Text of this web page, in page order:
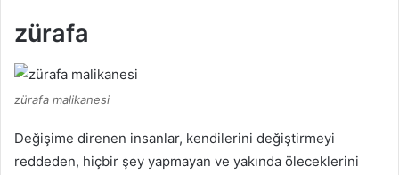
zürafa
zürafa malikanesi
Değişime direnen insanlar, kendilerini değiştirmeyi
reddeden, hiçbir şey yapmayan ve yakında öleceklerini